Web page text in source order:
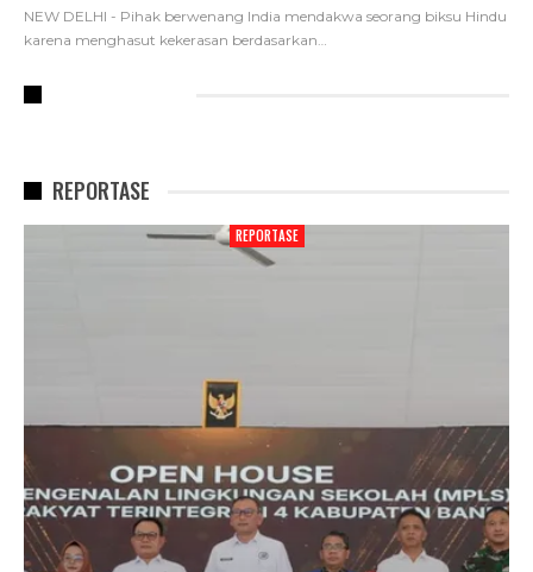
NEW DELHI - Pihak berwenang India mendakwa seorang biksu Hindu
karena menghasut kekerasan berdasarkan…
REPORTASE
REPORTASE